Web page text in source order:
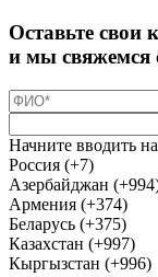
Оставьте свои
и мы свяжемся
Начните вводить
Россия (+7)
Азербайджан
Армения (+374)
Беларусь (+375)
Казахстан (+997)
Кыргызстан (+996)